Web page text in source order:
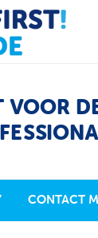
CONTACT